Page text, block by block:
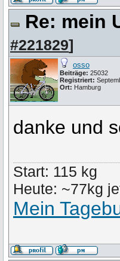
Re: mein
#221829]
osso
Beiträge: 25032
Registriert:
Ort: Hamburg
danke und
Start: 115 kg
Heute: ~77kg
Mein